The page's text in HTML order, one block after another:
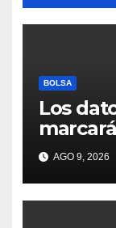
BOLSA
Los
de la
AGO 9, 2026